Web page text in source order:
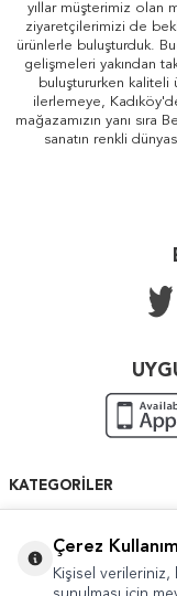
yıllar müşterimiz olan
ziyaretçilerimizi de
ürünlerle buluşturduk.
gelişmeleri yakından
buluştururken
ilerlemeye,
mağazamızın yanı sıra
sanatın renkli
KATEGORILER
HIZLI ERIŞIM
Çerez
Kişisel